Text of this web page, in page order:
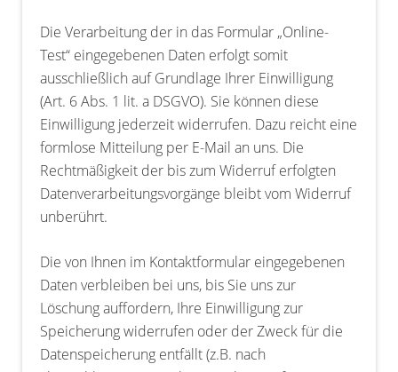
Die Verarbeitung der in das Formular „Online-
Test“ eingegebenen Daten erfolgt somit
ausschließlich auf Grundlage Ihrer Einwilligung
(Art. 6 Abs. 1 lit. a DSGVO). Sie können diese
Einwilligung jederzeit widerrufen. Dazu reicht eine
formlose Mitteilung per E-Mail an uns. Die
Rechtmäßigkeit der bis zum Widerruf erfolgten
Datenverarbeitungsvorgänge bleibt vom Widerruf
unberührt.
Die von Ihnen im Kontaktformular eingegebenen
Daten verbleiben bei uns, bis Sie uns zur
Löschung auffordern, Ihre Einwilligung zur
Speicherung widerrufen oder der Zweck für die
Datenspeicherung entfällt (z.B. nach